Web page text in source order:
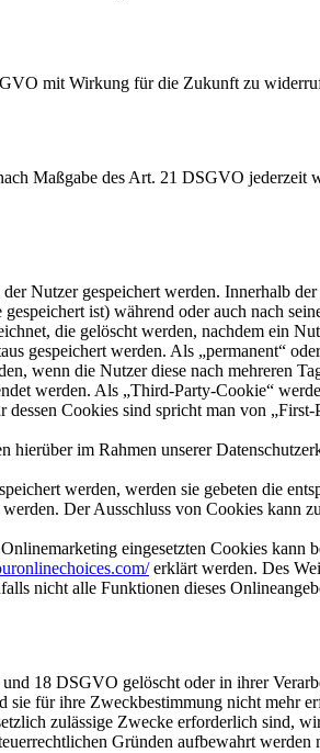
mit Wirkung für die Zukunft zu
Maßgabe des Art. 21 DSGVO
Nutzer gespeichert werden. Innerhalb
ist) während oder auch nach
die gelöscht werden, nachdem ein
gespeichert werden. Als „permanent“
wenn die Nutzer diese nach mehreren
werden. Als „Third-Party-Cookie“
Cookies sind spricht man von „First-
hierüber im Rahmen unserer
werden, werden sie gebeten die
Der Ausschluss von Cookies kann
eingesetzten Cookies
erklärt werden. Des
nicht alle Funktionen dieses
18 DSGVO gelöscht oder in ihrer
sie für ihre Zweckbestimmung nicht
zulässige Zwecke erforderlich sind,
Gründen aufbewahrt werden